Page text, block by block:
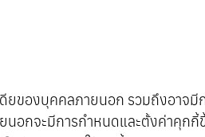
ดียของบุคคลภายนอก รวมถึงอาจ
นอกจะมีการกำหนดและตั้งค่าคุก